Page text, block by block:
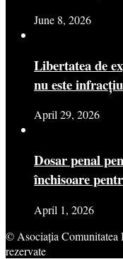
June 8, 2026
Libertatea de
nu este
April 29, 2026
Dosar penal
închisoare
April 1, 2026
© Asociația Comunitatea
rezervate